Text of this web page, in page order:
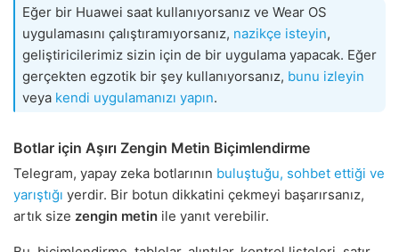
Eğer bir Huawei saat kullanıyorsanız ve Wear OS
uygulamasını çalıştıramıyorsanız, nazikçe isteyin,
geliştiricilerimiz sizin için de bir uygulama yapacak. Eğer
gerçekten egzotik bir şey kullanıyorsanız, bunu izleyin
veya kendi uygulamanızı yapın.
Botlar için Aşırı Zengin Metin Biçimlendirme
Telegram, yapay zeka botlarının buluştuğu, sohbet ettiği ve
yarıştığı yerdir. Bir botun dikkatini çekmeyi başarırsanız,
artık size zengin metin ile yanıt verebilir.